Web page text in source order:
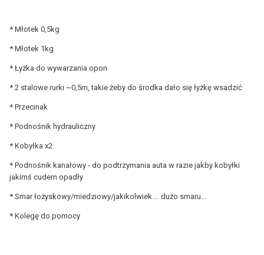
* Młotek 0,5kg
* Młotek 1kg
* Łyżka do wywarzania opon
* 2 stalowe rurki ~0,5m, takie żeby do środka dało się łyżkę wsadzić
* Przecinak
* Podnośnik hydrauliczny
* Kobyłka x2
* Podnośnik kanałowy - do podtrzymania auta w razie jakby kobyłki
jakimś cudem opadły
* Smar łożyskowy/miedziowy/jakikolwiek.... dużo smaru...
* Kolegę do pomocy